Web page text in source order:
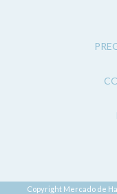
Copyright Mercado de